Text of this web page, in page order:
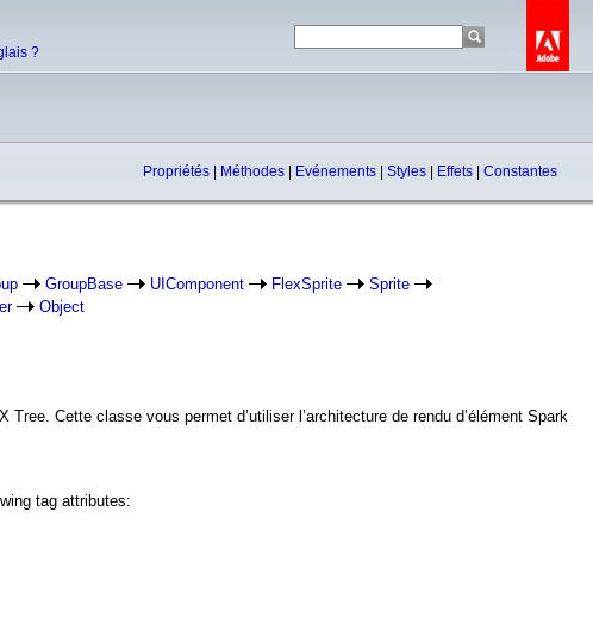
?
Propriétés Méthodes Evénements Styles Effets Constantes
GroupBase UIComponent FlexSprite
Sprite
Object
Cette classe vous permet d’utiliser l’architecture de rendu d’élément Spark
tag attributes: